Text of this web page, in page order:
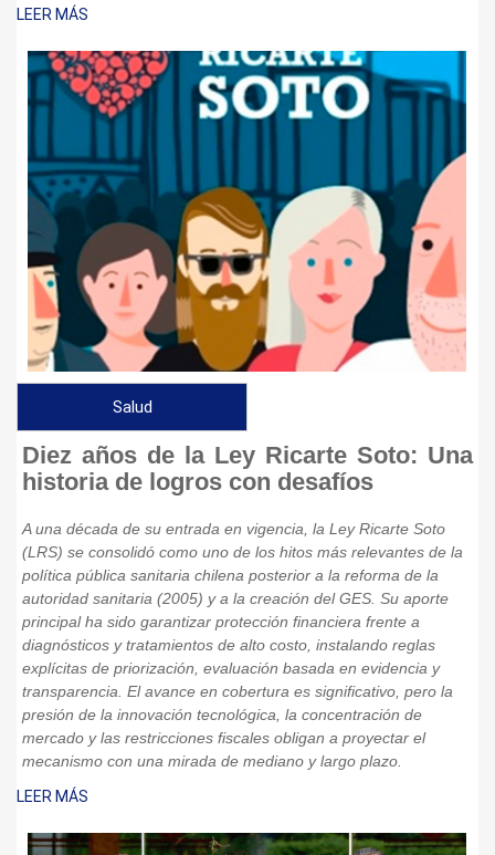
LEER MÁS
Salud
Diez años de la Ley Ricarte Soto: Una
historia de logros con desafíos
A una década de su entrada en vigencia, la Ley Ricarte Soto
(LRS) se consolidó como uno de los hitos más relevantes de la
política pública sanitaria chilena posterior a la reforma de la
autoridad sanitaria (2005) y a la creación del GES. Su aporte
principal ha sido garantizar protección financiera frente a
diagnósticos y tratamientos de alto costo, instalando reglas
explícitas de priorización, evaluación basada en evidencia y
transparencia. El avance en cobertura es significativo, pero la
presión de la innovación tecnológica, la concentración de
mercado y las restricciones fiscales obligan a proyectar el
mecanismo con una mirada de mediano y largo plazo.
LEER MÁS